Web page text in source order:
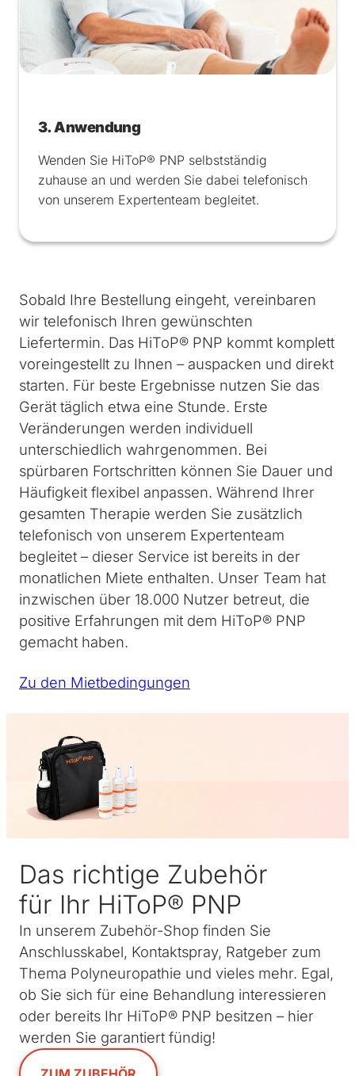
3. Anwendung
Wenden Sie HiToP® PNP selbstständig
zuhause an und werden Sie dabei telefonisch
von unserem Expertenteam begleitet.
Sobald Ihre Bestellung eingeht, vereinbaren
wir telefonisch Ihren gewünschten
Liefertermin. Das HiToP® PNP kommt komplett
voreingestellt zu Ihnen – auspacken und direkt
starten. Für beste Ergebnisse nutzen Sie das
Gerät täglich etwa eine Stunde. Erste
Veränderungen werden individuell
unterschiedlich wahrgenommen. Bei
spürbaren Fortschritten können Sie Dauer und
Häufigkeit flexibel anpassen. Während Ihrer
gesamten Therapie werden Sie zusätzlich
telefonisch von unserem Expertenteam
begleitet – dieser Service ist bereits in der
monatlichen Miete enthalten. Unser Team hat
inzwischen über 18.000 Nutzer betreut, die
positive Erfahrungen mit dem HiToP® PNP
gemacht haben.
Zu den Mietbedingungen
Das richtige Zubehör
für Ihr HiToP® PNP
In unserem Zubehör-Shop finden Sie
Anschlusskabel, Kontaktspray, Ratgeber zum
Thema Polyneuropathie und vieles mehr. Egal,
ob Sie sich für eine Behandlung interessieren
oder bereits Ihr HiToP® PNP besitzen – hier
werden Sie garantiert fündig!